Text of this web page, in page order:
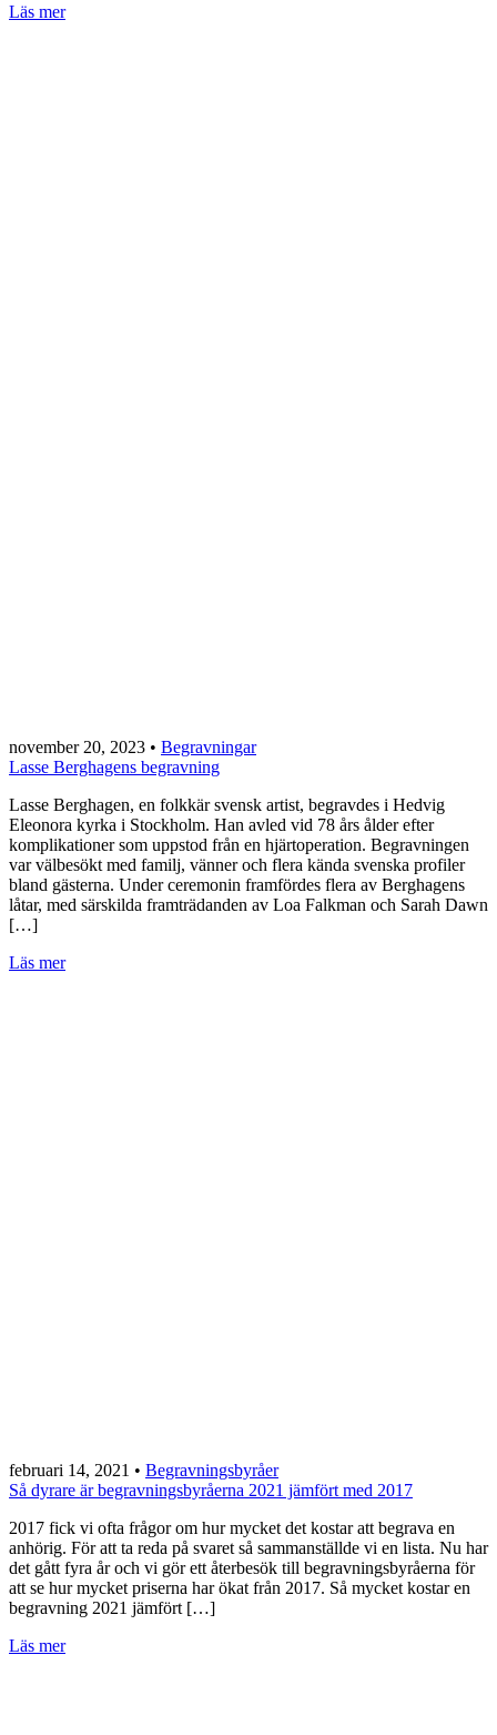
Läs mer
november 20, 2023 • Begravningar
Lasse Berghagens begravning
Lasse Berghagen, en folkkär svensk artist, begravdes i Hedvig
Eleonora kyrka i Stockholm. Han avled vid 78 års ålder efter
komplikationer som uppstod från en hjärtoperation. Begravningen
var välbesökt med familj, vänner och flera kända svenska profiler
bland gästerna. Under ceremonin framfördes flera av Berghagens
låtar, med särskilda framträdanden av Loa Falkman och Sarah Dawn
[…]
Läs mer
februari 14, 2021 • Begravningsbyråer
Så dyrare är begravningsbyråerna 2021 jämfört med 2017
2017 fick vi ofta frågor om hur mycket det kostar att begrava en
anhörig. För att ta reda på svaret så sammanställde vi en lista. Nu har
det gått fyra år och vi gör ett återbesök till begravningsbyråerna för
att se hur mycket priserna har ökat från 2017. Så mycket kostar en
begravning 2021 jämfört […]
Läs mer